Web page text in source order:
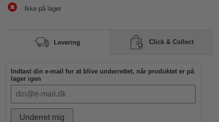
Ikke på lager
Levering Click & Collect
Indtast din e-mail for at blive underrettet, når produktet er på
lager igen
Underret mig